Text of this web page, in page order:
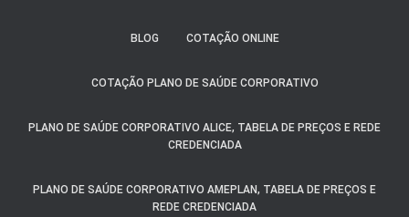
BLOG COTAÇÃO ONLINE
COTAÇÃO PLANO DE SAÚDE CORPORATIVO
PLANO DE SAÚDE CORPORATIVO ALICE, TABELA DE PREÇOS E REDE
CREDENCIADA
PLANO DE SAÚDE CORPORATIVO AMEPLAN, TABELA DE PREÇOS E
REDE CREDENCIADA